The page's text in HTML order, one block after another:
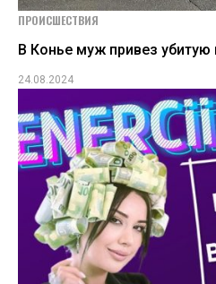
ПРОИСШЕСТВИЯ
В Конье муж привез
24.08.2024